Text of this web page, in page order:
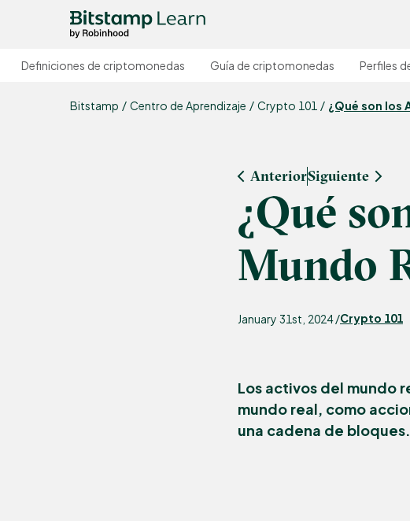
Definiciones de criptomonedas Guía de criptomonedas Perfiles
Bitstamp Centro de Aprendizaje Crypto 101 ¿Qué son los
AnteriorSiguiente
¿Qué
Mundo
January 31st, 2024 /Crypto 101
Los activos del mundo
mundo real, como
una cadena de bloques.